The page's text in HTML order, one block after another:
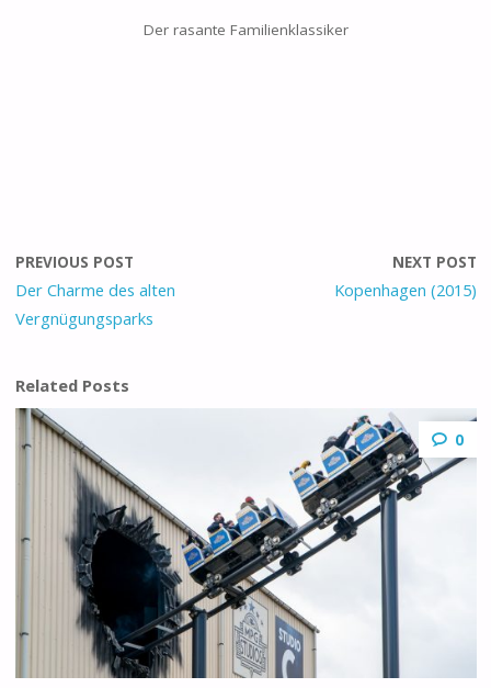
Der rasante Familienklassiker
PREVIOUS POST
Der Charme des alten
Vergnügungsparks
NEXT POST
Kopenhagen (2015)
Related Posts
0